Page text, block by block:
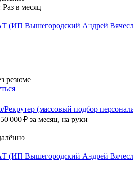
в месяц
Вышегородский Андрей
резюме
(массовый подбор
000 ₽ за месяц, на руки
Вышегородский Андрей